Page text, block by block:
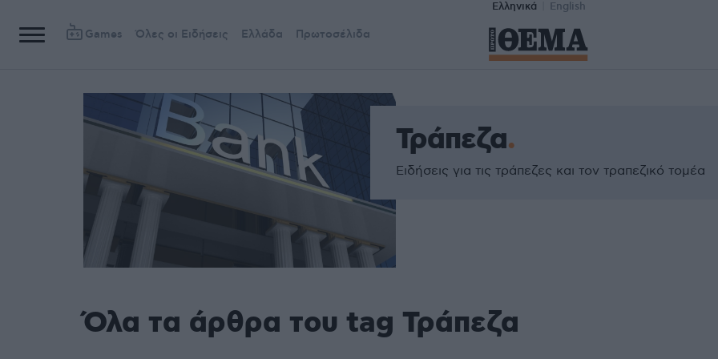
Ελληνικά English
Games Όλες οι Ειδήσεις Ελλάδα Πρωτοσέλιδα
Τράπεζα
Ειδήσεις για τις τράπεζες και τον τραπεζικό τομέα
Όλα τα άρθρα του tag Τράπεζα